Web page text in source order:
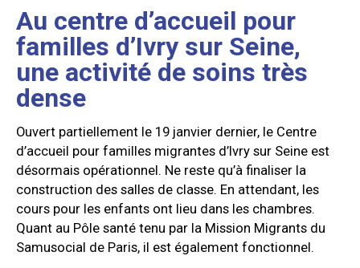
Au centre d’accueil pour
familles d’Ivry sur Seine,
une activité de soins très
dense
Ouvert partiellement le 19 janvier dernier, le Centre
d’accueil pour familles migrantes d’Ivry sur Seine est
désormais opérationnel. Ne reste qu’à finaliser la
construction des salles de classe. En attendant, les
cours pour les enfants ont lieu dans les chambres.
Quant au Pôle santé tenu par la Mission Migrants du
Samusocial de Paris, il est également fonctionnel.